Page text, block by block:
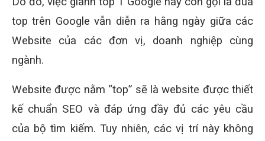
top trên Google vẫn diễn ra hằng ngày giữa các
Website của các đơn vị, doanh nghiệp cùng
ngành.
Website được nằm “top” sẽ là website được thiết
kế chuẩn SEO và đáp ứng đầy đủ các yêu cầu
của bộ tìm kiếm. Tuy nhiên, các vị trí này không